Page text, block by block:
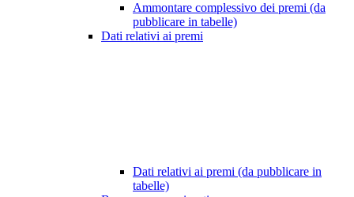
Ammontare complessivo dei premi (da
pubblicare in tabelle)
Dati relativi ai premi
Dati relativi ai premi (da pubblicare in
tabelle)